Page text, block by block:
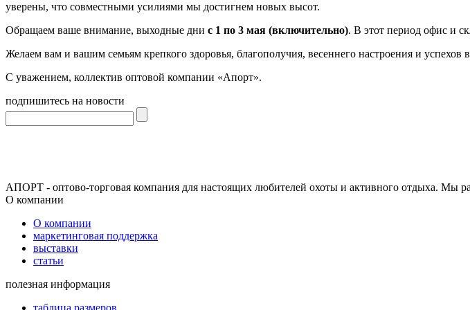
уверены, что совместными усилиями мы достигнем новых высот.
Обращаем ваше внимание, выходные дни с 1 по 3 мая (включительно). В этот период офис и
Желаем вам и вашим семьям крепкого здоровья, благополучия, весеннего настроения и успехов
С уважением, коллектив оптовой компании «Апорт».
подпишитесь на новости
АПОРТ - оптово-торговая компания для настоящих любителей охоты и активного отдыха. Мы
О компании
О компании
маркетинговая поддержка
выставки
статьи
полезная информация
таблица размеров